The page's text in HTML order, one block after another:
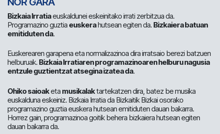
Bizkaia Irratiaeuskaldunei eskeinitako irrati zerbitzua da.
Programazino guztia euskerahutsean egiten da. Bizkaiera batuan
emitiduten da.
Euskerearen garapena eta normalizazinoa dira irratsaio berezi batzuen
helburuak. Bizkaia Irratiaren programazinoaren helburu nagusia
entzule guztientzat atsegina izatea da.
Ohiko saioaketa musikalaktartekatzen dira, batez be musika
euskalduna eskeiniz. Bizkaia Irratia da Bizkaitik Bizkai osorako
programazino guztia euskera hutsean emitiduten dauan bakarra.
Horrez gain, programazinoa goitik behera bizkaiera hutsean egiten
dauan bakarra da.